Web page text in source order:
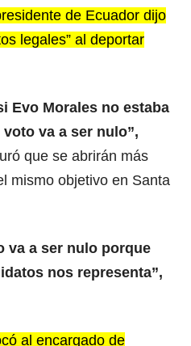
de Ecuador dijo
legales” al deportar
Evo Morales no estaba
va a ser nulo”,
que se abrirán más
mismo objetivo en Santa
va a ser nulo porque
nos representa”,
al encargado de